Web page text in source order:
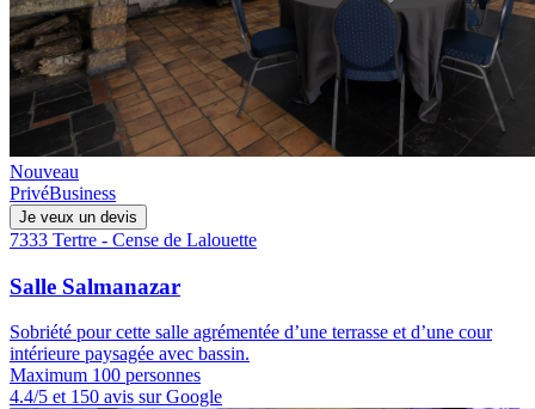
Nouveau
PrivéBusiness
Je veux un devis
7333 Tertre - Cense de Lalouette
Salle Salmanazar
Sobriété pour cette salle agrémentée d’une terrasse et d’une cour
intérieure paysagée avec bassin.
Maximum 100 personnes
4.4/5 et 150 avis sur Google